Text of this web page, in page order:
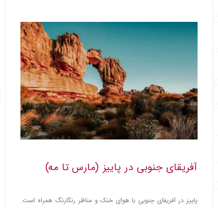
آفریقای جنوبی در پاییز (مارس تا مه)
پاییز در آفریقای جنوبی با هوای خنک و مناظر رنگارنگ همراه است.